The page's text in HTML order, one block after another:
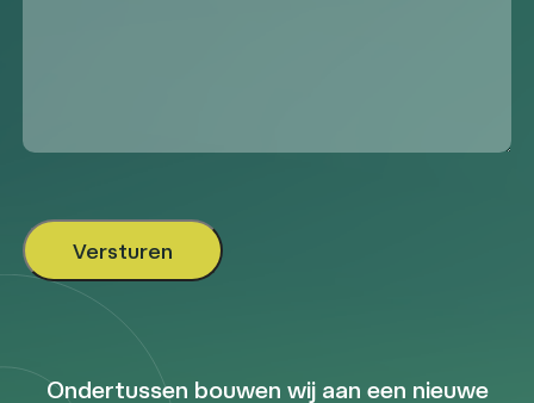
Ondertussen bouwen wij aan een nieuwe